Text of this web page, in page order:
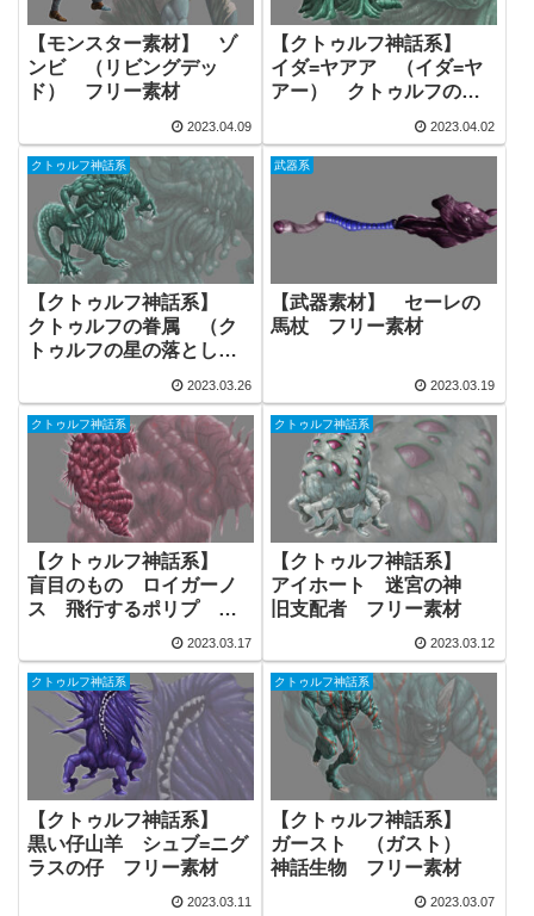
【モンスター素材】 ゾ
ンビ （リビングデッ
ド） フリー素材
2023.04.09
【クトゥルフ神話系】
イダ=ヤアア （イダ=ヤ
アー） クトゥルフの配
2023.04.02
クトゥルフ神話系
【クトゥルフ神話系】
クトゥルフの眷属 （ク
トゥルフの星の落とし子
2023.03.26
武器系
【武器素材】 セーレの
馬杖 フリー素材
2023.03.19
クトゥルフ神話系
【クトゥルフ神話系】
盲目のもの ロイガーノ
ス 飛行するポリプ フ
2023.03.17
クトゥルフ神話系
【クトゥルフ神話系】
アイホート 迷宮の神
旧支配者 フリー素材
2023.03.12
クトゥルフ神話系
【クトゥルフ神話系】
黒い仔山羊 シュブ=ニグ
ラスの仔 フリー素材
2023.03.11
クトゥルフ神話系
【クトゥルフ神話系】
ガースト （ガスト）
神話生物 フリー素材
2023.03.07